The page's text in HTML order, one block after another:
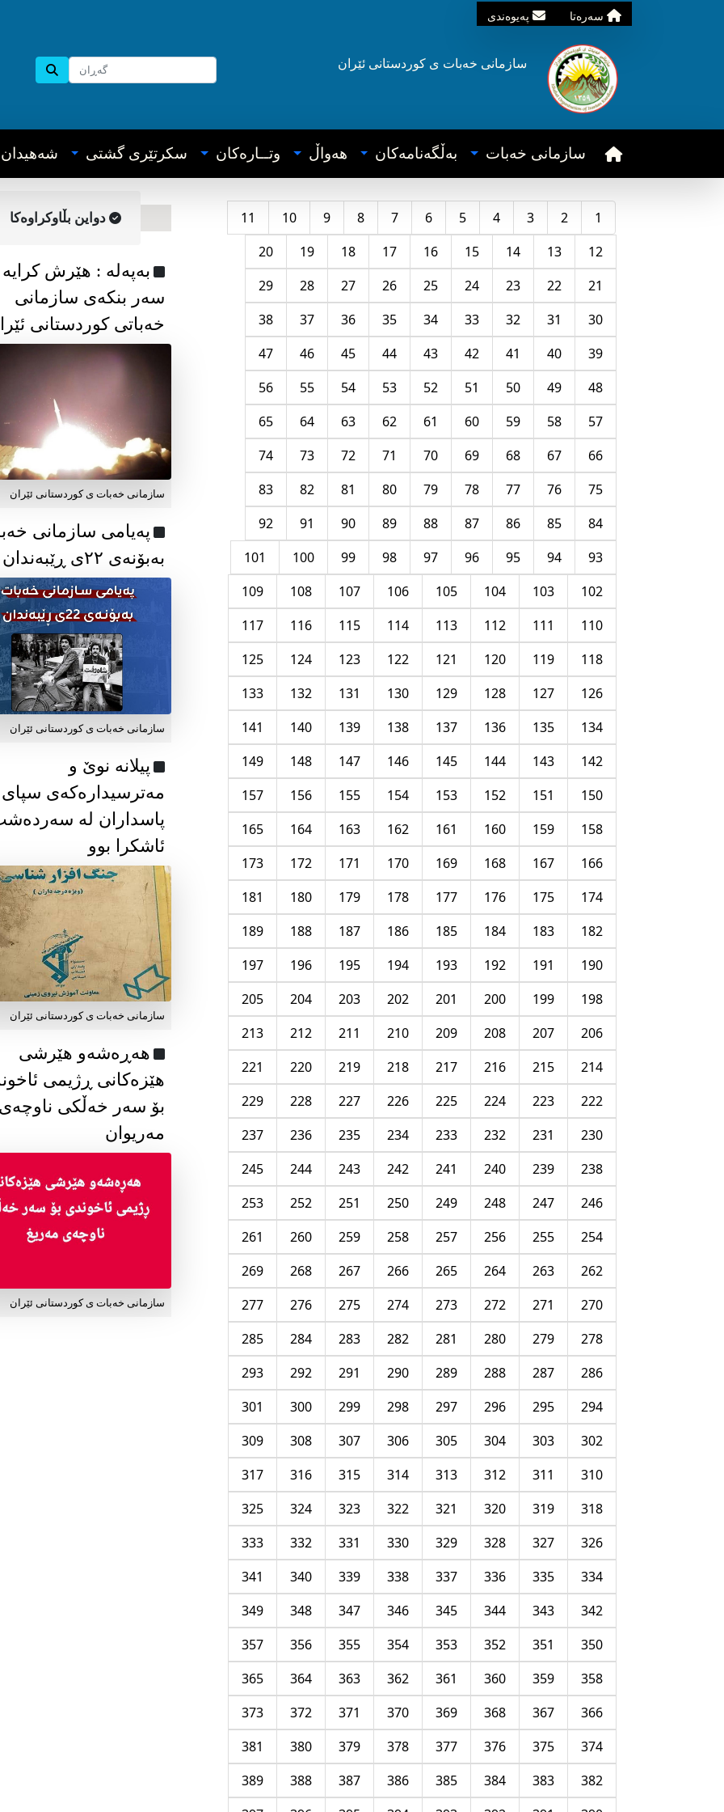
سه‌ره‌تا په‌یوه‌ندی
سازمانی خه‌بات ی کوردستانی ئێران
سازمانی خه‌بات به‌ڵگه‌نامه‌کان هه‌واڵ وتــاره‌کان سکرتێری گشتی شه‌هیدان
1
2
3
4
5
6
7
8
9
10
11
12
13
14
15
16
17
18
19
20
21
22
23
24
25
26
27
28
29
30
31
32
33
34
35
36
37
38
39
40
41
42
43
44
45
46
47
48
49
50
51
52
53
54
55
56
57
58
59
60
61
62
63
64
65
66
67
68
69
70
71
72
73
74
75
76
77
78
79
80
81
82
83
84
85
86
87
88
89
90
91
92
93
94
95
96
97
98
99
100
101
102
103
104
105
106
107
108
109
110
111
112
113
114
115
116
117
118
119
120
121
122
123
124
125
126
127
128
129
130
131
132
133
134
135
136
137
138
139
140
141
142
143
144
145
146
147
148
149
150
151
152
153
154
155
156
157
158
159
160
161
162
163
164
165
166
167
168
169
170
171
172
173
174
175
176
177
178
179
180
181
182
183
184
185
186
187
188
189
190
191
192
193
194
195
196
197
198
199
200
201
202
203
204
205
206
207
208
209
210
211
212
213
214
215
216
217
218
219
220
221
222
223
224
225
226
227
228
229
230
231
232
233
234
235
236
237
238
239
240
241
242
243
244
245
246
247
248
249
250
251
252
253
254
255
256
257
258
259
260
261
262
263
264
265
266
267
268
269
270
271
272
273
274
275
276
277
278
279
280
281
282
283
284
285
286
287
288
289
290
291
292
293
294
295
296
297
298
299
300
301
302
303
304
305
306
307
308
309
310
311
312
313
314
315
316
317
318
319
320
321
322
323
324
325
326
327
328
329
330
331
332
333
334
335
336
337
338
339
340
341
342
343
344
345
346
347
348
349
350
351
352
353
354
355
356
357
358
359
360
361
362
363
364
365
366
367
368
369
370
371
372
373
374
375
376
377
378
379
380
381
382
383
384
385
386
387
388
389
دواین بڵاوکراوه‌کا
به‌په‌له‌ : هێرش کرایە
سەر بنکەی سازمانی
خەباتی کوردستانی
سازمانی خەبات ی کوردستانی ئێران
پەیامی سازمانی
بەبۆنەی ۲۲ی ڕێبەندان
سازمانی خەبات ی كوردستانی ئێران
پیلانە نوێ و
مەترسیدارەکەی سپای
پاسداران لە
ئاشکرا بوو
سازمانی خەبات ی كوردستانی ئێران
هەڕەشەو هێرشی
هێزەکانی ڕژیمی
بۆ سەر خەڵکی
مەریوان
سازمانی خەبات ی کوردستانی ئێران